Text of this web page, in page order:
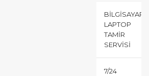
BILGISAYAR
LAPTOP
TAMIR
SERVISI
7/24